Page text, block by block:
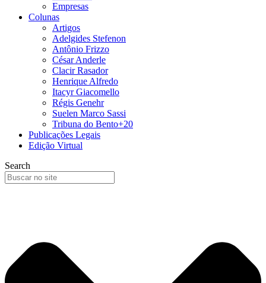
Empresas
Colunas
Artigos
Adelgides Stefenon
Antônio Frizzo
César Anderle
Clacir Rasador
Henrique Alfredo
Itacyr Giacomello
Régis Genehr
Suelen Marco Sassi
Tribuna do Bento+20
Publicações Legais
Edição Virtual
Search